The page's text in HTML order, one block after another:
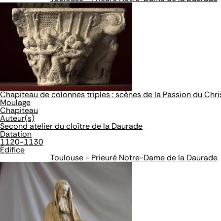
Chapiteau de colonnes triples : scènes de la Passion du
Moulage
Chapiteau
Auteur(s)
Second atelier du cloître de la Daurade
Datation
1120-1130
Édifice
Toulouse - Prieuré Notre-Dame de la Daurade